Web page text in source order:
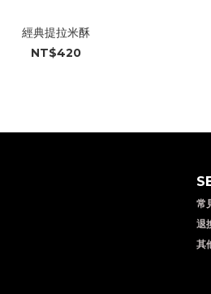
經典提拉米酥
NT$420
常
退
其